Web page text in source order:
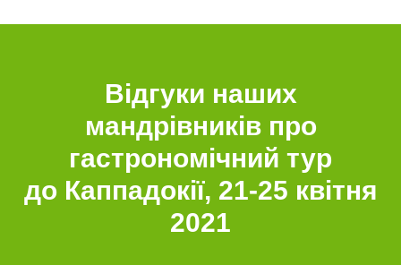
Відгуки наших
мандрівників про
гастрономічний тур
до Каппадокії, 21-25 квітня
2021